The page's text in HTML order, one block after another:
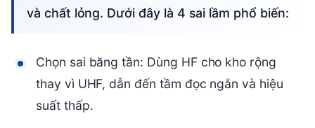
và chất lỏng. Dưới đây là 4 sai lầm phổ biến:
Chọn sai băng tần: Dùng HF cho kho rộng
thay vì UHF, dẫn đến tầm đọc ngắn và hiệu
suất thấp.